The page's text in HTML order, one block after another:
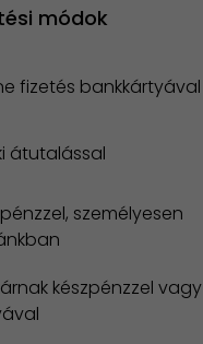
módok
fizetés bankkártyával
átutalással
személyesen
készpénzzel vagy